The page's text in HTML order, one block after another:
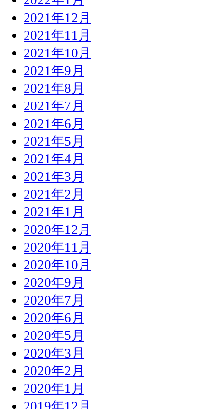
2021年12月
2021年11月
2021年10月
2021年9月
2021年8月
2021年7月
2021年6月
2021年5月
2021年4月
2021年3月
2021年2月
2021年1月
2020年12月
2020年11月
2020年10月
2020年9月
2020年7月
2020年6月
2020年5月
2020年3月
2020年2月
2020年1月
2019年12月